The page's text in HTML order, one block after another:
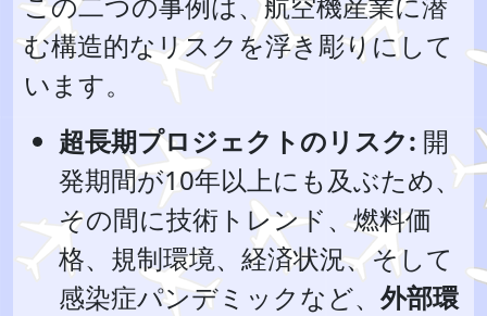
む構造的なリスクを浮き彫りにして
います。
超長期プロジェクトのリスク: 開
発期間が10年以上にも及ぶため、
その間に技術トレンド、燃料価
格、規制環境、経済状況、そして
感染症パンデミックなど、 外部環